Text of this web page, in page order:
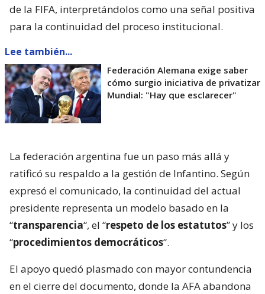
de la FIFA, interpretándolos como una señal positiva
para la continuidad del proceso institucional.
Lee también...
Federación Alemana exige saber
cómo surgio iniciativa de privatizar
Mundial: "Hay que esclarecer"
La federación argentina fue un paso más allá y
ratificó su respaldo a la gestión de Infantino. Según
expresó el comunicado, la continuidad del actual
presidente representa un modelo basado en la
“transparencia“, el “respeto de los estatutos” y los
“procedimientos democráticos“.
El apoyo quedó plasmado con mayor contundencia
en el cierre del documento, donde la AFA abandona